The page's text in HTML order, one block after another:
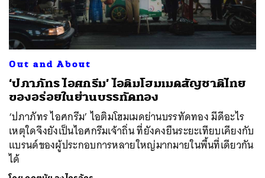
Out and About
‘ปภาภัทร ไอศกรีม’ ไอติมโฮมเมดสัญชาติไทย
ของอร่อยในย่านบรรทัดทอง
‘ปภาภัทร ไอศกรีม’ ไอติมโฮมเมดย่านบรรทัดทอง มีดีอะไร
เหตุใดจึงยังเป็นไอศกรีมเจ้าถิ่น ที่ยังคงยืนระยะเทียบเคียงกับ
แบรนด์ของผู้ประกอบการหลายใหญ่มากมายในพื้นที่เดียวกัน
ได้